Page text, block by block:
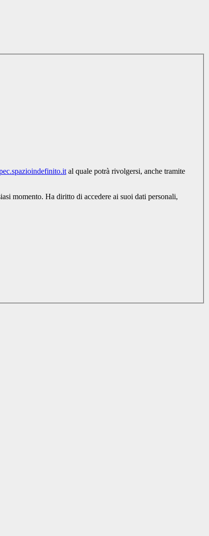
al quale potrà rivolgersi, anche tramite
momento. Ha diritto di accedere ai suoi dati personali,